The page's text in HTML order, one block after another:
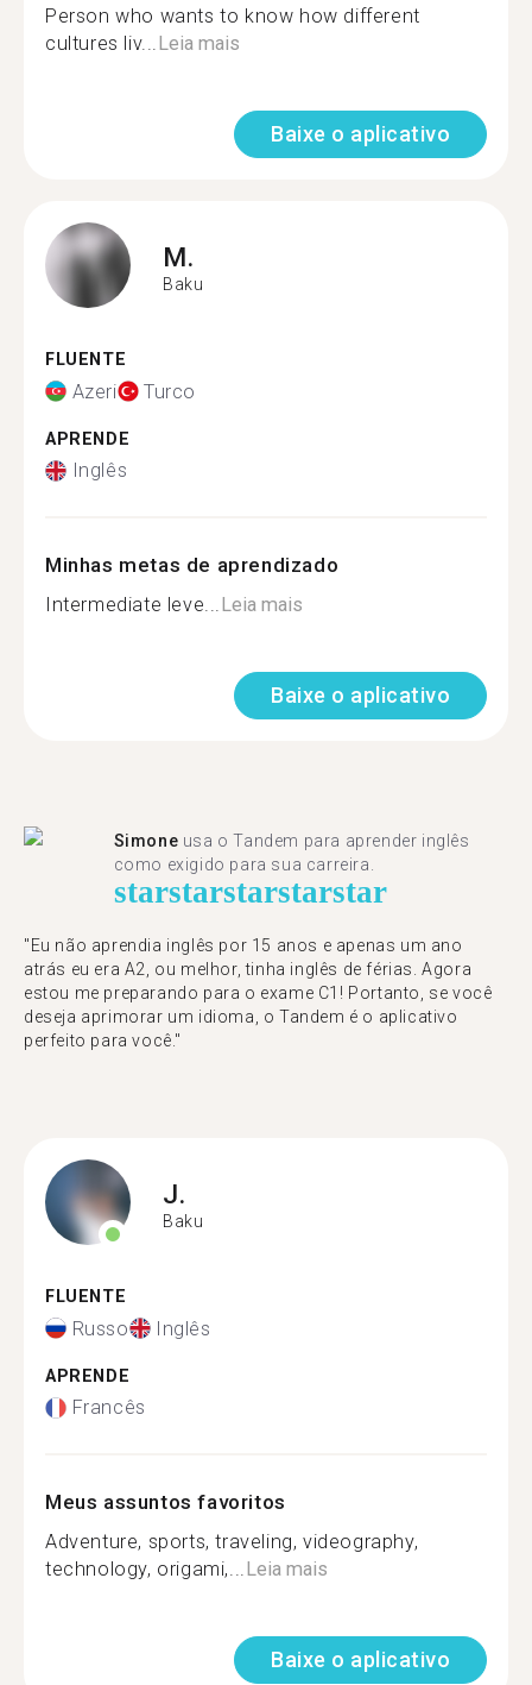
Person who wants to know how different
cultures liv...Leia mais
Baixe o aplicativo
M.
Baku
FLUENTE
Azeri Turco
APRENDE
Inglês
Minhas metas de aprendizado
Intermediate leve...Leia mais
Baixe o aplicativo
Simone usa o Tandem para aprender inglês
como exigido para sua carreira.
starstarstarstarstar
"Eu não aprendia inglês por 15 anos e apenas um ano
atrás eu era A2, ou melhor, tinha inglês de férias. Agora
estou me preparando para o exame C1! Portanto, se você
deseja aprimorar um idioma, o Tandem é o aplicativo
perfeito para você."
J.
Baku
FLUENTE
Russo Inglês
APRENDE
Francês
Meus assuntos favoritos
Adventure, sports, traveling, videography,
technology, origami,...Leia mais
Baixe o aplicativo